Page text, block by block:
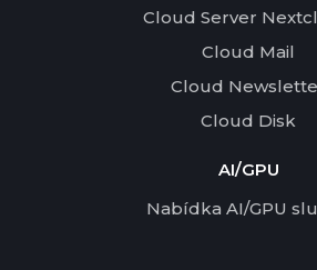
Cloud Server
Cloud Mail
Cloud
Cloud Disk
AI/GPU
Nabídka AI/GPU